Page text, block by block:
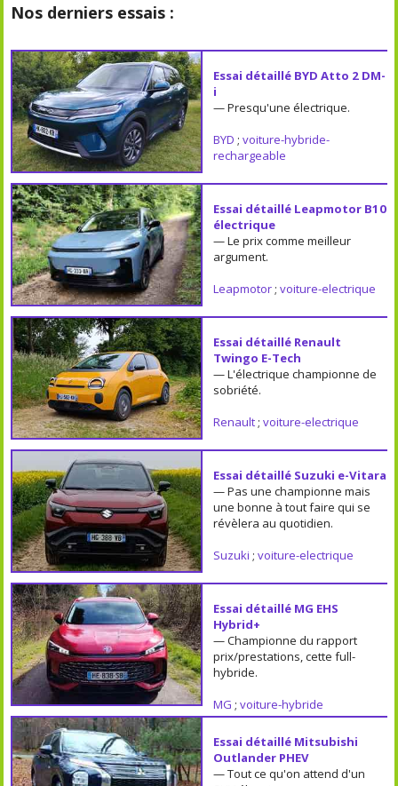
Nos derniers essais :
Essai détaillé BYD Atto 2 DM-
i
— Presqu'une électrique.
BYD ; voiture-hybride-
rechargeable
Essai détaillé Leapmotor B10
électrique
— Le prix comme meilleur
argument.
Leapmotor; voiture-electrique
Essai détaillé Renault
Twingo E-Tech
— L'électrique championne de
sobriété.
Renault; voiture-electrique
Essai détaillé Suzuki e-Vitara
— Pas une championne mais
une bonne à tout faire qui se
révèlera au quotidien.
Suzuki ; voiture-electrique
Essai détaillé MG EHS
Hybrid+
— Championne du rapport
prix/prestations, cette full-
hybride.
MG ; voiture-hybride
Essai détaillé Mitsubishi
Outlander PHEV
— Tout ce qu'on attend d'un